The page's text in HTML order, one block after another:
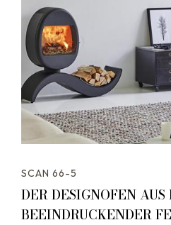
SCAN 66-5
DER DESIGNOFEN
BEEINDRUCKENDER